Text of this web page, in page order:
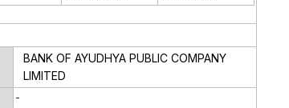
BANK OF AYUDHYA PUBLIC COMPANY
LIMITED
-